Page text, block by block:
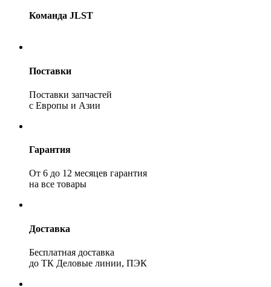
Команда JLST
Поставки
Поставки запчастей
с Европы и Азии
Гарантия
От 6 до 12 месяцев гарантия
на все товары
Доставка
Бесплатная доставка
до ТК Деловые линии, ПЭК